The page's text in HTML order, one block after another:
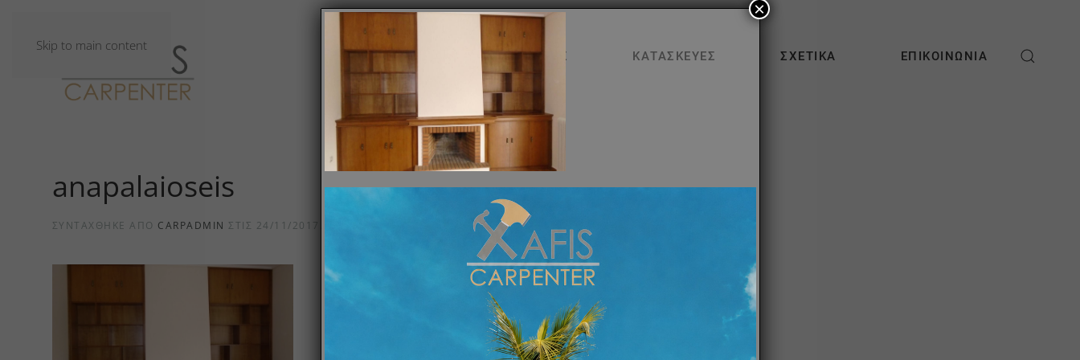
Skip to main content
ΑΡΧΙΚΉ ΥΠΗΡΕΣΊΕΣ ΚΑΤΑΣΚΕΥΈΣ ΣΧΕΤΙΚΆ ΕΠΙΚΟΙΝΩΝΊΑ
anapalaioseis
ΣΥΝΤΆΧΘΗΚΕ ΑΠΌ CARPADMIN ΣΤΙΣ 24/11/2017
×